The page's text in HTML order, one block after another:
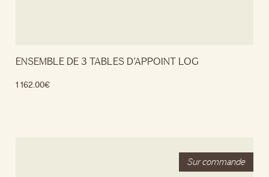
ENSEMBLE DE 3 TABLES D’APPOINT LOG
1 162.00€